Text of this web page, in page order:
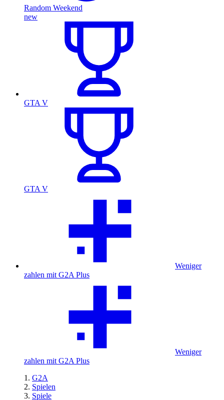
Random Weekend
new
GTA V
GTA V
Weniger
zahlen mit G2A Plus
Weniger
zahlen mit G2A Plus
G2A
Spielen
Spiele